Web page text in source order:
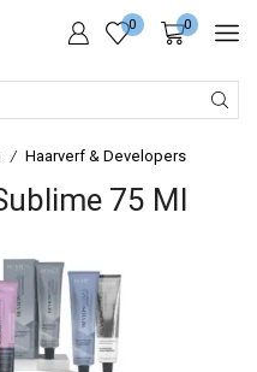
0 0
/ Haarverf & Developers
75 Ml